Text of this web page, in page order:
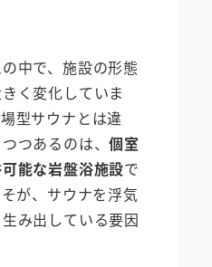
中で、施設の形態
く変化していま
型サウナとは違
つあるのは、個室
能な岩盤浴施設で
が、サウナを浮気
み出している要因